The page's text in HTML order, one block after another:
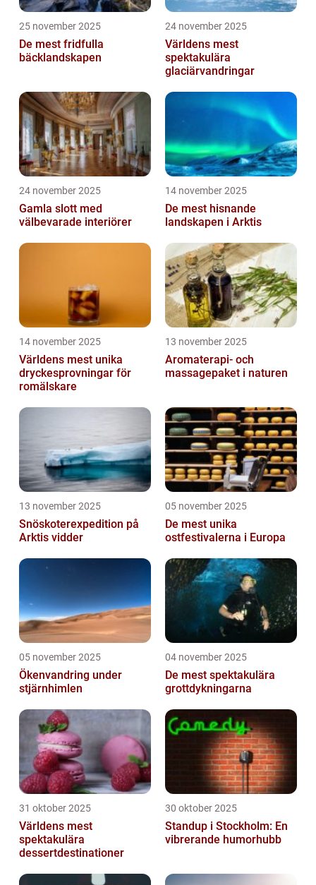
25 november 2025
De mest fridfulla
bäcklandskapen
24 november 2025
Världens mest
spektakulära
glaciärvandringar
24 november 2025
Gamla slott med
välbevarade interiörer
14 november 2025
De mest hisnande
landskapen i Arktis
14 november 2025
Världens mest unika
dryckesprovningar för
romälskare
13 november 2025
Aromaterapi- och
massagepaket i naturen
13 november 2025
Snöskoterexpedition på
Arktis vidder
05 november 2025
De mest unika
ostfestivalerna i Europa
05 november 2025
Ökenvandring under
stjärnhimlen
04 november 2025
De mest spektakulära
grottdykningarna
31 oktober 2025
Världens mest
spektakulära
dessertdestinationer
30 oktober 2025
Standup i Stockholm: En
vibrerande humorhubb